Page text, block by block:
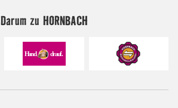
Darum zu HORNBACH